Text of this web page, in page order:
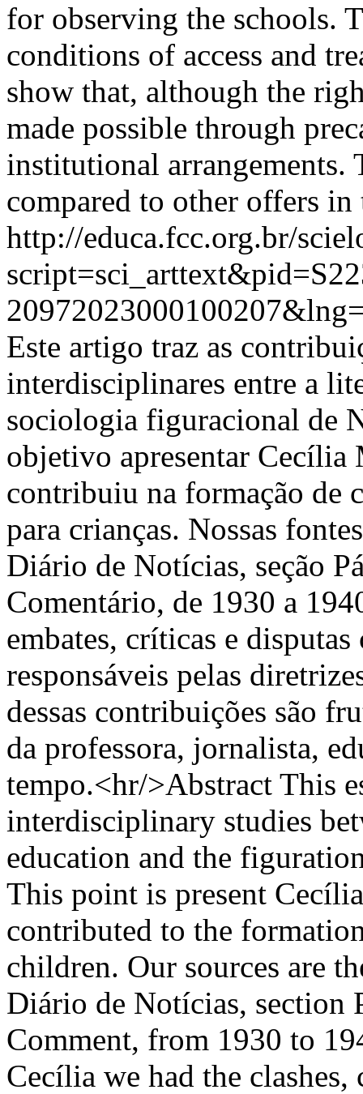
for observing the schools.
conditions of access and
show that, although the
made possible through
institutional arrangements.
compared to other offers in
http://educa.fcc.org.br/
Este artigo traz as
interdisciplinares entre a
sociologia figuracional de
objetivo apresentar Cecília
contribuiu na formação de
para crianças. Nossas
Diário de Notícias, seção
Comentário, de 1930 a
embates, críticas e
responsáveis pelas
dessas contribuições são
da professora, jornalista,
tempo.<hr/>Abstract This
interdisciplinary studies
education and the
This point is present
contributed to the
children. Our sources are
Diário de Notícias, section
Comment, from 1930 to
Cecília we had the